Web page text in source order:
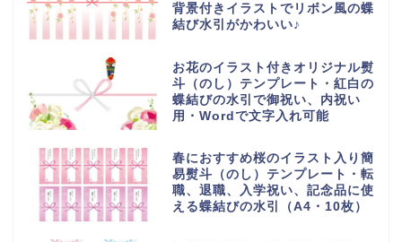
背景付きイラストでリボン風の蝶
結び水引がかわいい♪
お花のイラスト付きオリジナル熨
斗（のし）テンプレート・紅白の
蝶結びの水引で御祝い、内祝い
用・Wordで文字入れ可能
春におすすめ桜のイラスト入り簡
易熨斗（のし）テンプレート・転
職、退職、入学祝い、記念品に使
える蝶結びの水引（A4・10枚）